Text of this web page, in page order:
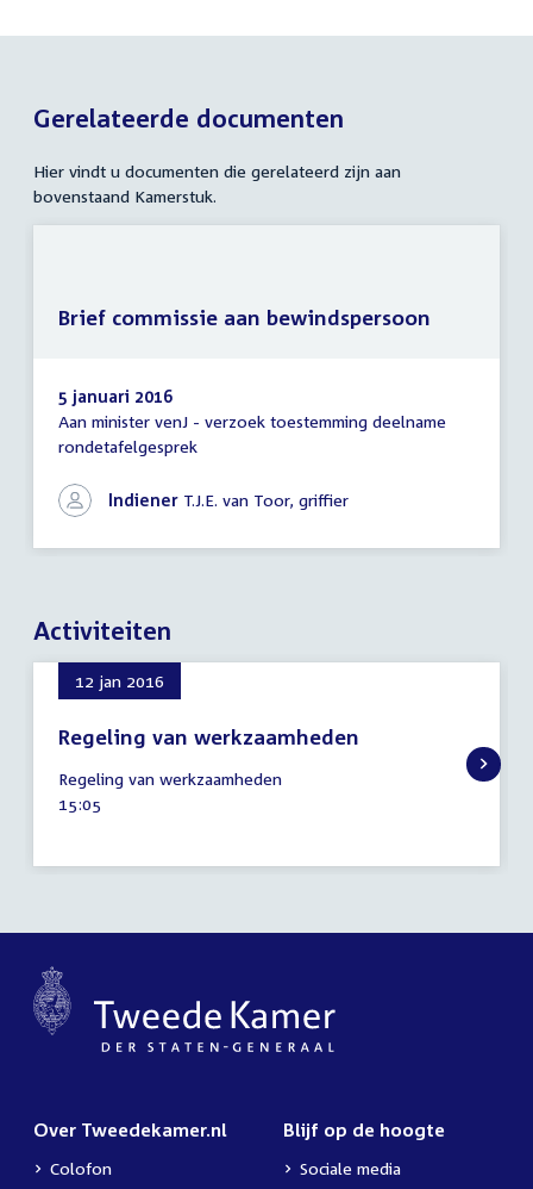
Gerelateerde documenten
Hier vindt u documenten die gerelateerd zijn aan
bovenstaand Kamerstuk.
Brief
commissie
bewindspersoon
5 januari 2016
Aan minister venJ - verzoek toestemming deelname
rondetafelgesprek
Indiener T.J.E. van Toor, griffier
Brief commissie aan bewindspersoon
Activiteiten
12 jan 2016
Regeling van werkzaamheden
januari
2016
Regeling van werkzaamheden
Tijd
15:05
Over Tweedekamer.nl
Colofon
Blijf op de hoogte
Sociale media